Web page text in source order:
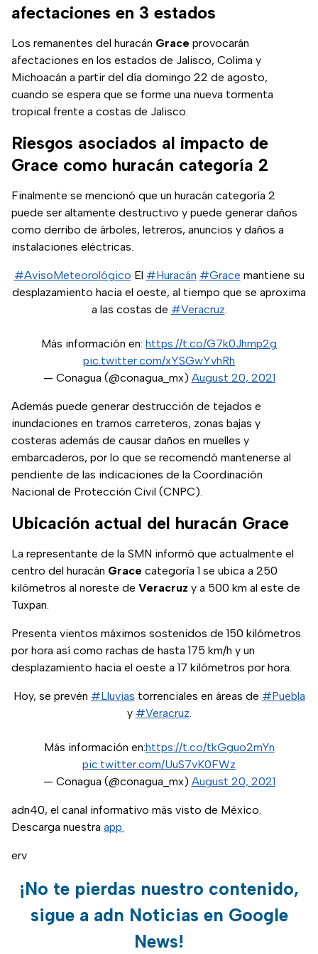
afectaciones en 3 estados
Los remanentes del huracán Grace provocarán
afectaciones en los estados de Jalisco, Colima y
Michoacán a partir del día domingo 22 de agosto,
cuando se espera que se forme una nueva tormenta
tropical frente a costas de Jalisco.
Riesgos asociados al impacto de
Grace como huracán categoría 2
Finalmente se mencionó que un huracán categoría 2
puede ser altamente destructivo y puede generar daños
como derribo de árboles, letreros, anuncios y daños a
instalaciones eléctricas.
#AvisoMeteorológico El #Huracán #Grace mantiene su
desplazamiento hacia el oeste, al tiempo que se aproxima
a las costas de #Veracruz.
Más información en: https://t.co/G7k0Jhmp2g
pic.twitter.com/xYSGwYvhRh
— Conagua (@conagua_mx) August 20, 2021
Además puede generar destrucción de tejados e
inundaciones en tramos carreteros, zonas bajas y
costeras además de causar daños en muelles y
embarcaderos, por lo que se recomendó mantenerse al
pendiente de las indicaciones de la Coordinación
Nacional de Protección Civil (CNPC).
Ubicación actual del huracán Grace
La representante de la SMN informó que actualmente el
centro del huracán Grace categoría 1 se ubica a 250
kilómetros al noreste de Veracruz y a 500 km al este de
Tuxpan.
Presenta vientos máximos sostenidos de 150 kilómetros
por hora así como rachas de hasta 175 km/h y un
desplazamiento hacia el oeste a 17 kilómetros por hora.
Hoy, se prevén #Lluvias torrenciales en áreas de #Puebla
y #Veracruz.
Más información en:https://t.co/tkGguo2mYn
pic.twitter.com/UuS7vK0FWz
— Conagua (@conagua_mx) August 20, 2021
adn40, el canal informativo más visto de México.
Descarga nuestra app.
erv
¡No te pierdas nuestro contenido,
sigue a adn Noticias en Google
News!